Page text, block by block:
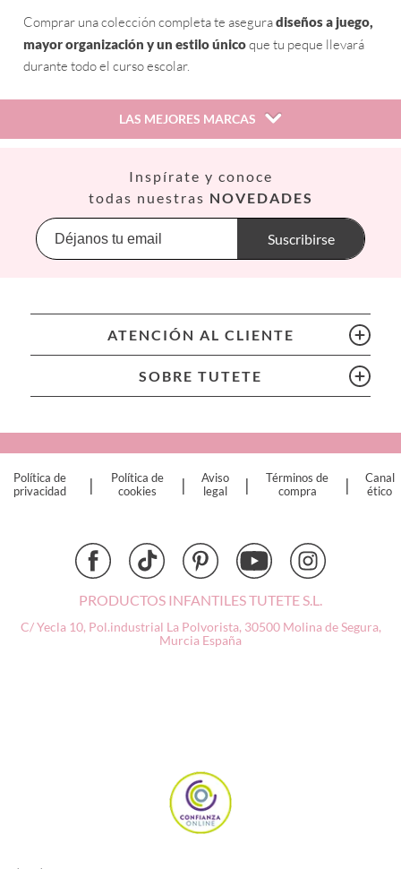
Comprar una colección completa te aseguradiseños a juego,
mayor organización y un estilo únicoque tu peque llevará
durante todo el curso escolar.
LAS MEJORES MARCAS
Banwood
BIBS
Cristina de Jos'h
Djeco
Inspírate y conoce
todas nuestras NOVEDADES
Suscribirse
ATENCIÓN AL CLIENTE
SOBRE TUTETE
Política de
privacidad
|
Política de
cookies
|
Aviso
legal
|
Términos de
compra
|
Canal
ético
PRODUCTOS INFANTILES TUTETE S.L.
C/ Yecla 10, Pol.industrial La Polvorista, 30500 Molina de Segura,
Murcia España